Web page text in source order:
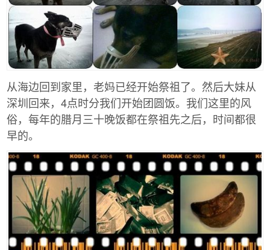
从海边回到家里，老妈已经开始祭祖了。然后大妹从
深圳回来，4点时分我们开始团圆饭。我们这里的风
俗，每年的腊月三十晚饭都在祭祖先之后，时间都很
早的。